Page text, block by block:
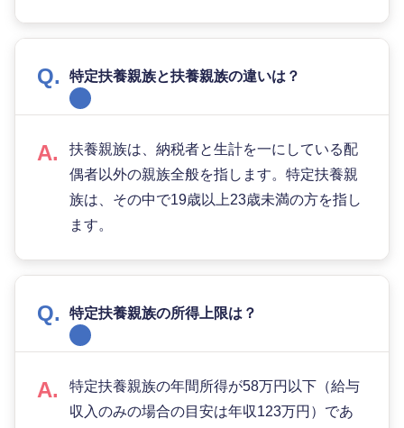
特定扶養親族と扶養親族の違いは？
扶養親族は、納税者と生計を一にしている配
偶者以外の親族全般を指します。特定扶養親
族は、その中で19歳以上23歳未満の方を指し
ます。
特定扶養親族の所得上限は？
特定扶養親族の年間所得が58万円以下（給与
収入のみの場合の目安は年収123万円）であ